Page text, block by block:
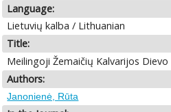
Language:
Lietuvių kalba / Lithuanian
Title:
Meilingoji Žemaičių Kalvarijos
Authors:
Janonienė, Rūta